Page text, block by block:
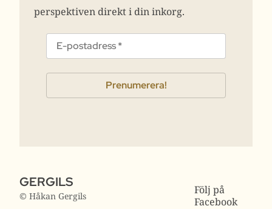
perspektiven direkt i din inkorg.
GERGILS
© Håkan Gergils
Följ på
Facebook